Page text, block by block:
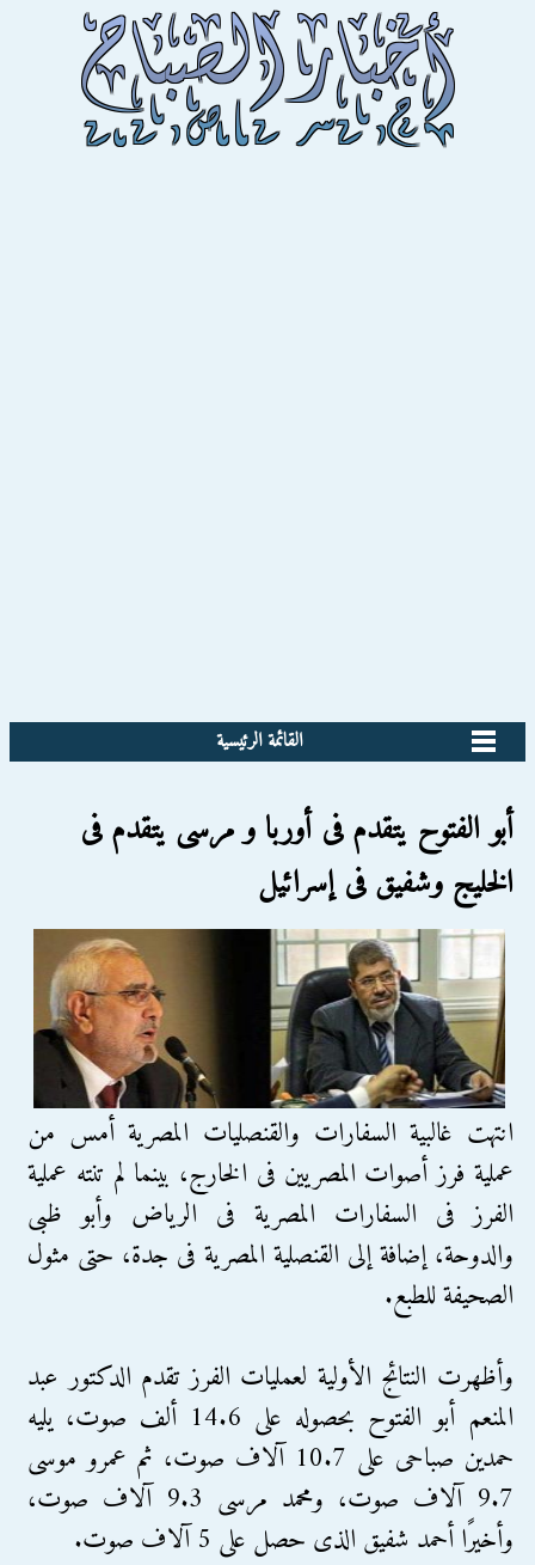
القائمة الرئيسية
أبو الفتوح يتقدم فى أوربا و مرسى يتقدم فى
الخليج وشفيق فى إسرائيل
انتهت غالبية السفارات والقنصليات المصرية أمس من
عملية فرز أصوات المصريين فى الخارج، بينما لم تنته عملية
الفرز فى السفارات المصرية فى الرياض وأبو ظبى
والدوحة، إضافة إلى القنصلية المصرية فى جدة، حتى مثول
الصحيفة للطبع.
وأظهرت النتائج الأولية لعمليات الفرز تقدم الدكتور عبد
المنعم أبو الفتوح بحصوله على 14.6 ألف صوت، يليه
حمدين صباحى على 10.7 آلاف صوت، ثم عمرو موسى
9.7 آلاف صوت، ومحمد مرسى 9.3 آلاف صوت،
وأخيرًا أحمد شفيق الذى حصل على 5 آلاف صوت.